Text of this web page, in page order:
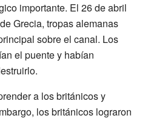
importante. El 26 de abril
Grecia, tropas alemanas
sobre el canal. Los
el puente y habían
a los británicos y
los británicos lograron